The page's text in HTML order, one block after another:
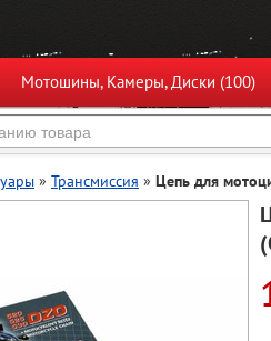
Мотошины, Камеры, Диски (100)
» Трансмиссия » Цепь для